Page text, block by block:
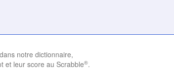
notre dictionnaire,
et leur score au Scrabble®.